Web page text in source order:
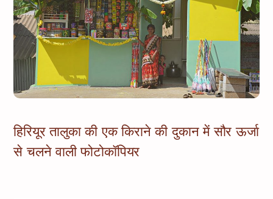
हिरियूर तालुका की एक किराने की दुकान में सौर ऊर्जा
से चलने वाली फोटोकॉपियर